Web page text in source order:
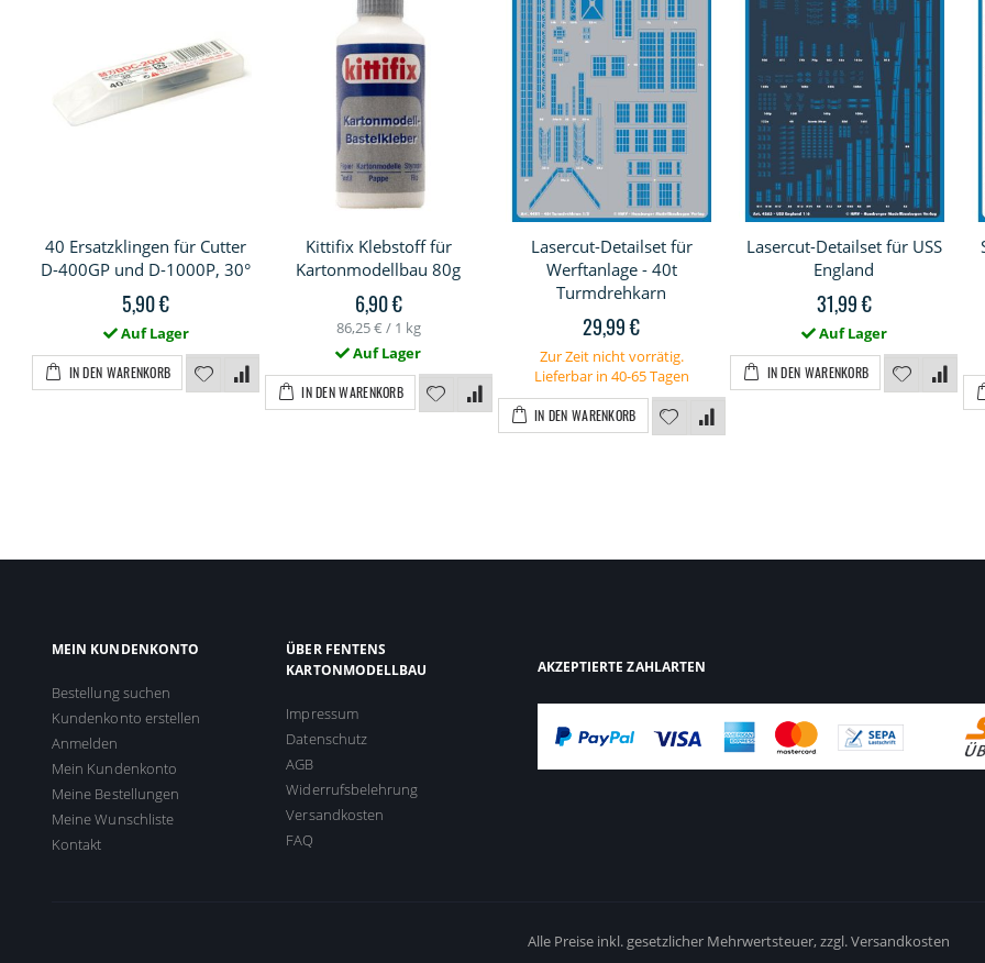
40 Ersatzklingen für Cutter
D-400GP und D-1000P, 30°
5,90 €
Auf Lager
IN DEN WARENKORB
Kittifix Klebstoff für
Kartonmodellbau 80g
6,90 €
86,25 € / 1 kg
Auf Lager
IN DEN WARENKORB
Lasercut-Detailset für
Werftanlage - 40t
Turmdrehkarn
29,99 €
Zur Zeit nicht vorrätig.
Lieferbar in 40-65 Tagen
IN DEN WARENKORB
Lasercut-Detailset für USS
England
31,99 €
Auf Lager
IN DEN WARENKORB
MEIN KUNDENKONTO
Bestellung suchen
Kundenkonto erstellen
Anmelden
Mein Kundenkonto
Meine Bestellungen
Meine Wunschliste
Kontakt
ÜBER FENTENS
KARTONMODELLBAU
Impressum
Datenschutz
AGB
Widerrufsbelehrung
Versandkosten
FAQ
AKZEPTIERTE ZAHLARTEN
Alle Preise inkl. gesetzlicher Mehrwertsteuer,zzgl. Versandkosten